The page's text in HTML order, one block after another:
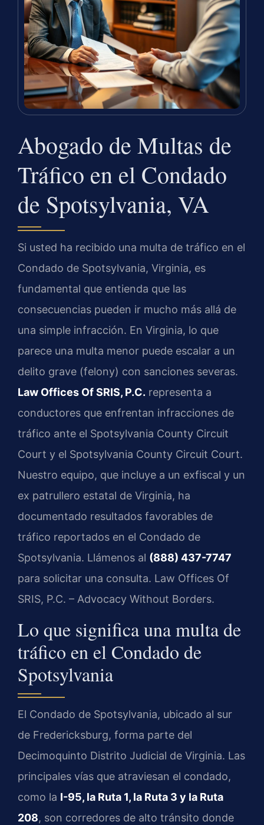
Abogado de Multas de
Tráfico en el Condado
de Spotsylvania, VA
Si usted ha recibido una multa de tráfico en el
Condado de Spotsylvania, Virginia, es
fundamental que entienda que las
consecuencias pueden ir mucho más allá de
una simple infracción. En Virginia, lo que
parece una multa menor puede escalar a un
delito grave (felony) con sanciones severas.
Law Offices Of SRIS, P.C. representa a
conductores que enfrentan infracciones de
tráfico ante el Spotsylvania County Circuit
Court y el Spotsylvania County Circuit Court.
Nuestro equipo, que incluye a un exfiscal y un
ex patrullero estatal de Virginia, ha
documentado resultados favorables de
tráfico reportados en el Condado de
Spotsylvania. Llámenos al (888) 437-7747
para solicitar una consulta. Law Offices Of
SRIS, P.C. – Advocacy Without Borders.
Lo que significa una multa de
tráfico en el Condado de
Spotsylvania
El Condado de Spotsylvania, ubicado al sur
de Fredericksburg, forma parte del
Decimoquinto Distrito Judicial de Virginia. Las
principales vías que atraviesan el condado,
como la I-95, la Ruta 1, la Ruta 3 y la Ruta
208, son corredores de alto tránsito donde